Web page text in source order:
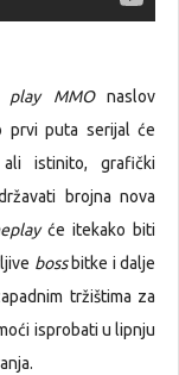
MMOnaslov
prvi puta serijal će
istinito, grafički
brojna nova
će itekako biti
bossbitke i dalje
tržištima za
isprobati u lipnju